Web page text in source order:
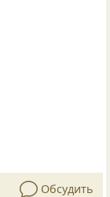
Обсудить